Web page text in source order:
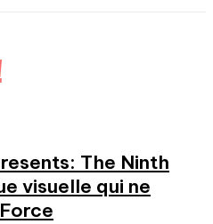
The Ninth
visuelle qui ne